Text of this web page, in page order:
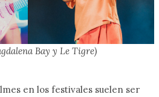
Bay y Le Tigre)
en los festivales suelen ser